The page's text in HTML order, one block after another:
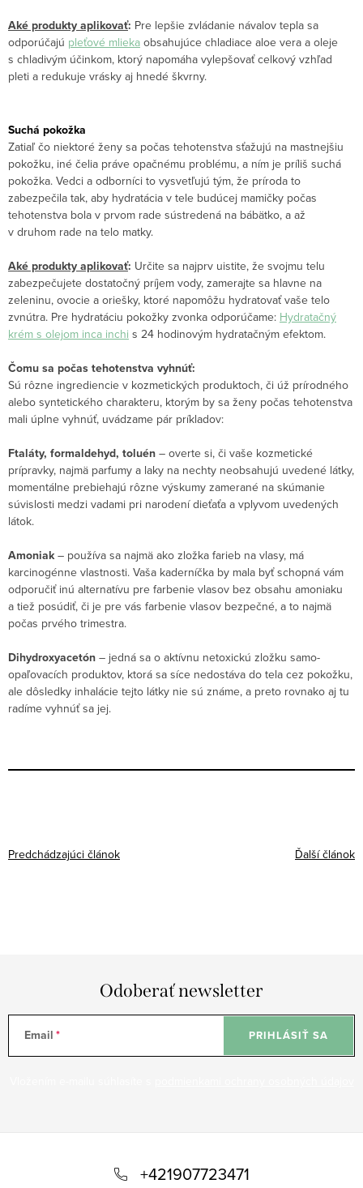
Aké produkty aplikovať: Pre lepšie zvládanie návalov tepla sa
odporúčajú pleťové mlieka obsahujúce chladiace aloe vera a oleje
s chladivým účinkom, ktorý napomáha vylepšovať celkový vzhľad
pleti a redukuje vrásky aj hnedé škvrny.
Suchá pokožka
Zatiaľ čo niektoré ženy sa počas tehotenstva sťažujú na mastnejšiu
pokožku, iné čelia práve opačnému problému, a ním je príliš suchá
pokožka. Vedci a odborníci to vysvetľujú tým, že príroda to
zabezpečila tak, aby hydratácia v tele budúcej mamičky počas
tehotenstva bola v prvom rade sústredená na bábätko, a až
v druhom rade na telo matky.
Aké produkty aplikovať: Určite sa najprv uistite, že svojmu telu
zabezpečujete dostatočný príjem vody, zamerajte sa hlavne na
zeleninu, ovocie a oriešky, ktoré napomôžu hydratovať vaše telo
zvnútra. Pre hydratáciu pokožky zvonka odporúčame: Hydratačný
krém s olejom inca inchi s 24 hodinovým hydratačným efektom.
Čomu sa počas tehotenstva vyhnúť:
Sú rôzne ingrediencie v kozmetických produktoch, či úž prírodného
alebo syntetického charakteru, ktorým by sa ženy počas tehotenstva
mali úplne vyhnúť, uvádzame pár príkladov:
Ftaláty, formaldehyd, toluén – overte si, či vaše kozmetické
prípravky, najmä parfumy a laky na nechty neobsahujú uvedené látky,
momentálne prebiehajú rôzne výskumy zamerané na skúmanie
súvislosti medzi vadami pri narodení dieťaťa a vplyvom uvedených
látok.
Amoniak– používa sa najmä ako zložka farieb na vlasy, má
karcinogénne vlastnosti. Vaša kaderníčka by mala byť schopná vám
odporučiť inú alternatívu pre farbenie vlasov bez obsahu amoniaku
a tiež posúdiť, či je pre vás farbenie vlasov bezpečné, a to najmä
počas prvého trimestra.
Dihydroxyacetón – jedná sa o aktívnu netoxickú zložku samo-
opaľovacích produktov, ktorá sa síce nedostáva do tela cez pokožku,
ale dôsledky inhalácie tejto látky nie sú známe, a preto rovnako aj tu
radíme vyhnúť sa jej.
Predchádzajúci článok Ďalší článok
Odoberať newsletter
Email PRIHLÁSIŤ SA
+421907723471